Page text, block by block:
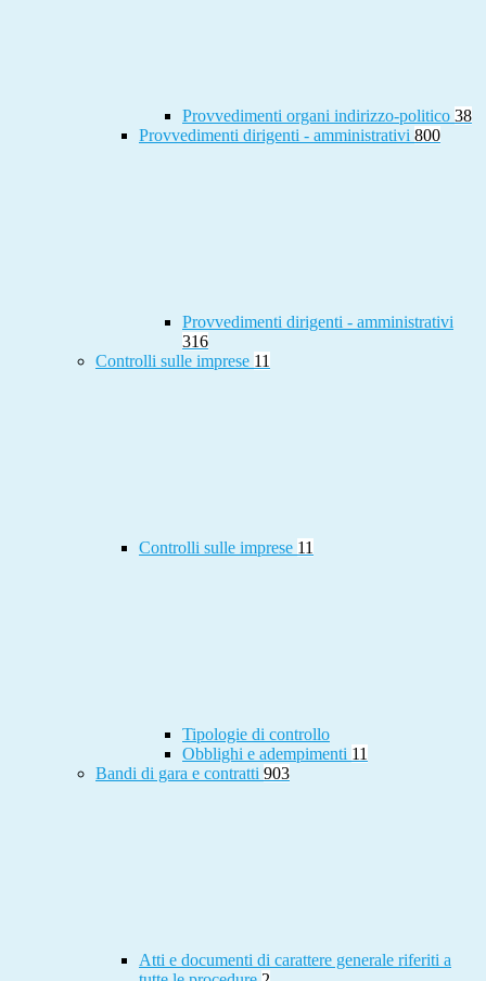
Provvedimenti organi indirizzo-politico 38
Provvedimenti dirigenti - amministrativi 800
Provvedimenti dirigenti - amministrativi
316
Controlli sulle imprese 11
Controlli sulle imprese 11
Tipologie di controllo
Obblighi e adempimenti 11
Bandi di gara e contratti 903
Atti e documenti di carattere generale riferiti a